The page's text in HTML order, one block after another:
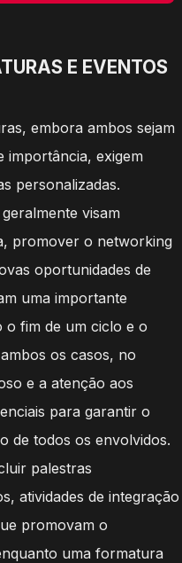
E EVENTOS
embora ambos sejam
importância, exigem
personalizadas.
visam
promover o networking
oportunidades de
uma importante
o fim de um ciclo e o
os casos, no
e a atenção aos
para garantir o
de todos os envolvidos.
palestras
atividades de integração
promovam o
uma formatura